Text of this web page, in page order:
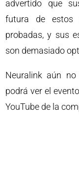
advertido que
futura de estos
probadas, y sus
son demasiado
Neuralink aún
podrá ver el
YouTube de la